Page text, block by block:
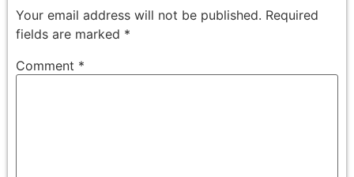
Your email address will not be published. Required
fields are marked *
Comment *